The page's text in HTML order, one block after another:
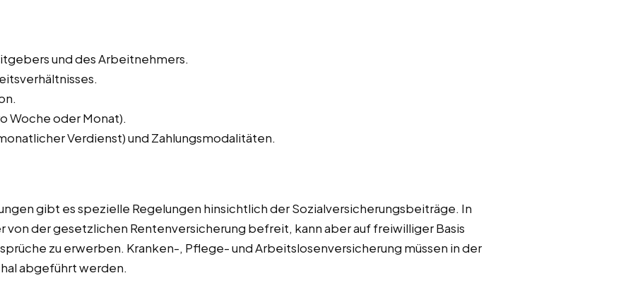
und des Arbeitnehmers.
Woche oder Monat).
Verdienst) und Zahlungsmodalitäten.
gibt es spezielle Regelungen hinsichtlich der Sozialversicherungsbeiträge. In
von der gesetzlichen Rentenversicherung befreit, kann aber auf freiwilliger Basis
zu erwerben. Kranken-, Pflege- und Arbeitslosenversicherung müssen in der
abgeführt werden.